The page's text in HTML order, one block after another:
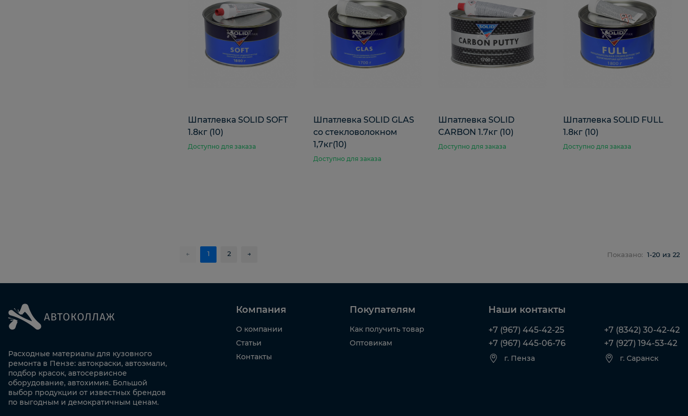
Шпатлевка SOLID SOFT
1.8кг (10)
Доступно для заказа
Шпатлевка SOLID GLAS
со стекловолокном
1,7кг(10)
Доступно для заказа
Шпатлевка SOLID
CARBON 1.7кг (10)
Доступно для заказа
Шпатлевка SOLID FULL
1.8кг (10)
Доступно для заказа
← 1 2 → Показано: 1-20 из 22
Расходные материалы для кузовного
ремонта в Пензе: автокраски, автоэмали,
подбор красок, автосервисное
оборудование, автохимия. Большой
выбор продукции от известных брендов
по выгодным и демократичным ценам.
Компания
О компании
Статьи
Контакты
Покупателям
Как получить товар
Оптовикам
Наши контакты
+7 (967) 445-42-25
+7 (967) 445-06-76
г. Пенза
+7 (8342) 30-42-42
+7 (927) 194-53-42
г. Саранск